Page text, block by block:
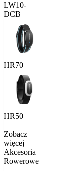
LW10-
DCB
HR70
HR50
Zobacz
więcej
Akcesoria
Rowerowe